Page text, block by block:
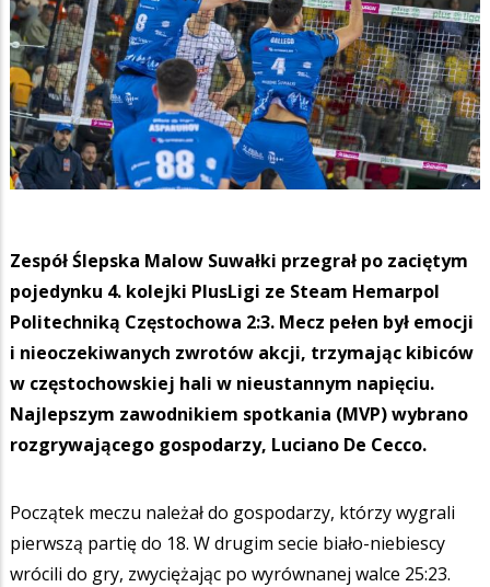
Zespół Ślepska Malow Suwałki przegrał po zaciętym
pojedynku 4. kolejki PlusLigi ze Steam Hemarpol
Politechniką Częstochowa 2:3. Mecz pełen był emocji
i nieoczekiwanych zwrotów akcji, trzymając kibiców
w częstochowskiej hali w nieustannym napięciu.
Najlepszym zawodnikiem spotkania (MVP) wybrano
rozgrywającego gospodarzy, Luciano De Cecco.
Początek meczu należał do gospodarzy, którzy wygrali
pierwszą partię do 18. W drugim secie biało-niebiescy
wrócili do gry, zwyciężając po wyrównanej walce 25:23.